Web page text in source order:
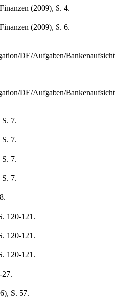
(2009), S. 4.
(2009), S. 6.
DE/Aufgaben/
DE/Aufgaben/
S. 7.
S. 7.
S. 7.
S. 7.
120-121.
120-121.
120-121.
27.
S. 57.